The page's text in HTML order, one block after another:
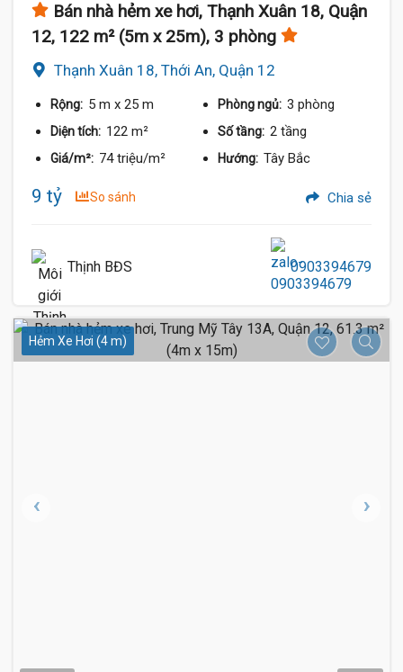
Bán nhà hẻm xe hơi, Thạnh Xuân 18, Quận
12, 122 m² (5m x 25m), 3 phòng
Thạnh Xuân 18, Thới An, Quận 12
Rộng: 5 m x 25 m Phòng ngủ: 3 phòng
Diện tích: 122 m² Số tầng: 2 tầng
Giá/m²: 74 triệu/m² Hướng: Tây Bắc
9 tỷ So sánh Chia sẻ
Thịnh BĐS 0903394679
Hẻm Xe Hơi (4 m)